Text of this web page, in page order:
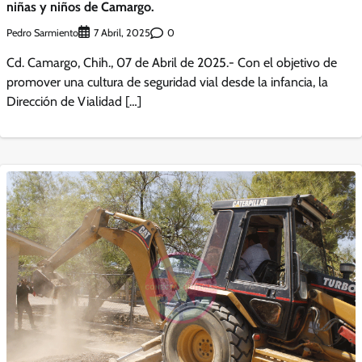
niñas y niños de Camargo.
Pedro Sarmiento 7 Abril, 2025 0
Cd. Camargo, Chih., 07 de Abril de 2025.- Con el objetivo de
promover una cultura de seguridad vial desde la infancia, la
Dirección de Vialidad […]